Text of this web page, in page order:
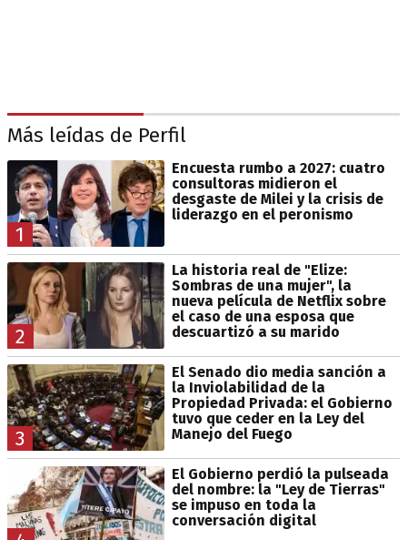
Más leídas de Perfil
1
Encuesta rumbo a 2027: cuatro
consultoras midieron el
desgaste de Milei y la crisis de
liderazgo en el peronismo
2
La historia real de "Elize:
Sombras de una mujer", la
nueva película de Netflix sobre
el caso de una esposa que
descuartizó a su marido
3
El Senado dio media sanción a
la Inviolabilidad de la
Propiedad Privada: el Gobierno
tuvo que ceder en la Ley del
Manejo del Fuego
El Gobierno perdió la pulseada
del nombre: la "Ley de Tierras"
se impuso en toda la
conversación digital